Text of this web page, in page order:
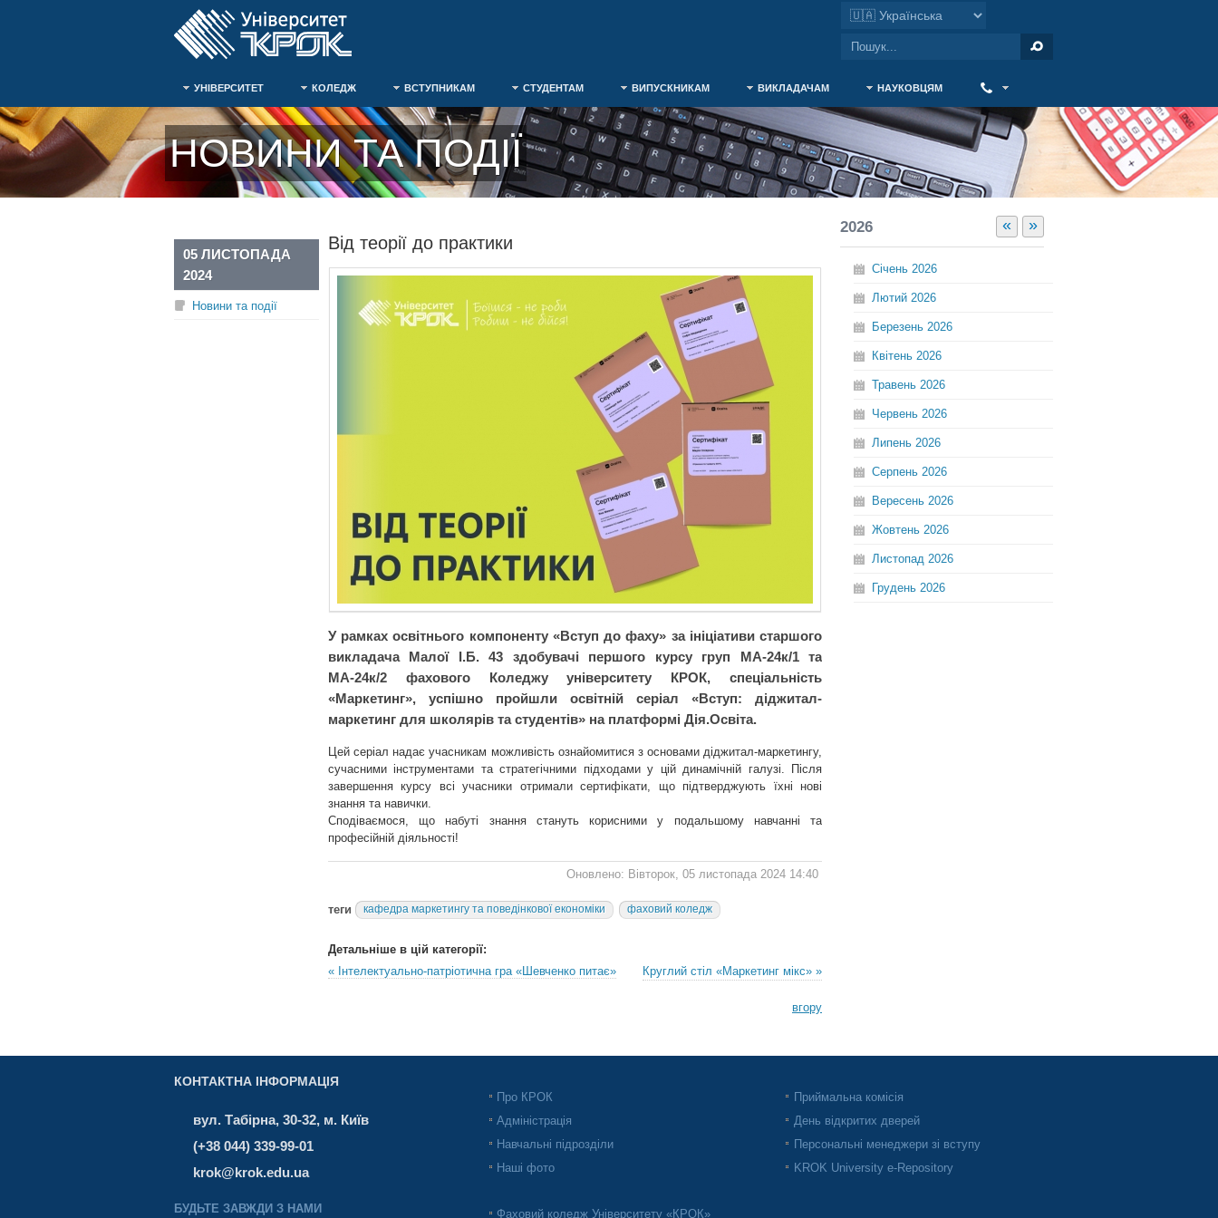
УНІВЕРСИТЕТ КОЛЕДЖ ВСТУПНИКАМ СТУДЕНТАМ ВИПУСКНИКАМ ВИКЛАДАЧАМ НАУКОВЦЯМ
НОВИНИ ТА ПОДІЇ
Від теорії до практики
05 ЛИСТОПАДА
2024
Новини та події
У рамках освітнього компоненту «Вступ до фаху» за ініціативи старшого
викладача Малої І.Б. 43 здобувачі першого курсу груп МА-24к/1 та
МА-24к/2 фахового Коледжу університету КРОК, спеціальність
«Маркетинг», успішно пройшли освітній серіал «Вступ: діджитал-
маркетинг для школярів та студентів» на платформі Дія.Освіта.
Цей серіал надає учасникам можливість ознайомитися з основами діджитал-маркетингу,
сучасними інструментами та стратегічними підходами у цій динамічній галузі. Після
завершення курсу всі учасники отримали сертифікати, що підтверджують їхні нові
знання та навички.
Сподіваємося, що набуті знання стануть корисними у подальшому навчанні та
професійній діяльності!
Оновлено: Вівторок, 05 листопада 2024 14:40
теги кафедра маркетингу та поведінкової економіки фаховий коледж
Детальніше в цій категорії:
« Інтелектуально-патріотична гра «Шевченко питає»
Круглий стіл «Маркетинг мікс» »
вгору
« »
2026
Січень 2026
Лютий 2026
Березень 2026
Квітень 2026
Травень 2026
Червень 2026
Липень 2026
Серпень 2026
Вересень 2026
Жовтень 2026
Листопад 2026
Грудень 2026
КОНТАКТНА ІНФОРМАЦІЯ
вул. Табірна, 30-32, м. Київ
(+38 044) 339-99-01
krok@krok.edu.ua
БУДЬТЕ ЗАВЖДИ З НАМИ
Про КРОК
Адміністрація
Навчальні підрозділи
Наші фото
Фаховий коледж Університету «КРОК»
Приймальна комісія
День відкритих дверей
Персональні менеджери зі вступу
KROK University e-Repository